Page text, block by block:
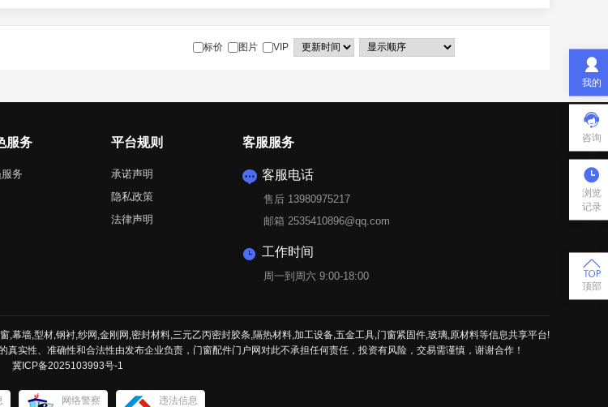
标价 图片 VIP
服务
务
平台规则
承诺声明
隐私政策
法律声明
客服服务
 客服电话
售后 13980975217
邮箱 2535410896@qq.com
 工作时间
周一到周六 9:00-18:00
墙,型材,钢衬,纱网,金刚网,密封材料,三元乙丙密封胶条,隔热材料,加工设备,五金工具,门窗紧固件,玻璃,原材料等信息共享平台!
实性、准确性和合法性由发布企业负责，门窗配件门户网对此不承担任何责任，投资有风险，交易需谨慎，谢谢合作！
冀ICP备2025103993号-1
网络警察 违法信息

我的

咨询

浏览
记录

顶部